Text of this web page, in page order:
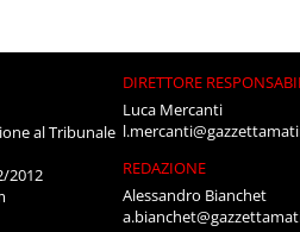
al Tribunale
2012
DIRETTORE
Luca Mercanti
REDAZIONE
Alessandro Bianchet